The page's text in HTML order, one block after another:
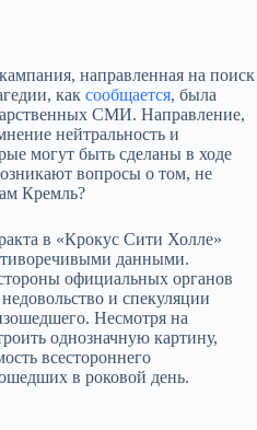
направленная на поиск
как сообщается, была
СМИ. Направление,
нейтральность и
могут быть сделаны в ходе
вопросы о том, не
Кремль?
в «Крокус Сити Холле»
данными.
официальных органов
и спекуляции
Несмотря на
однозначную картину,
всестороннего
в роковой день.